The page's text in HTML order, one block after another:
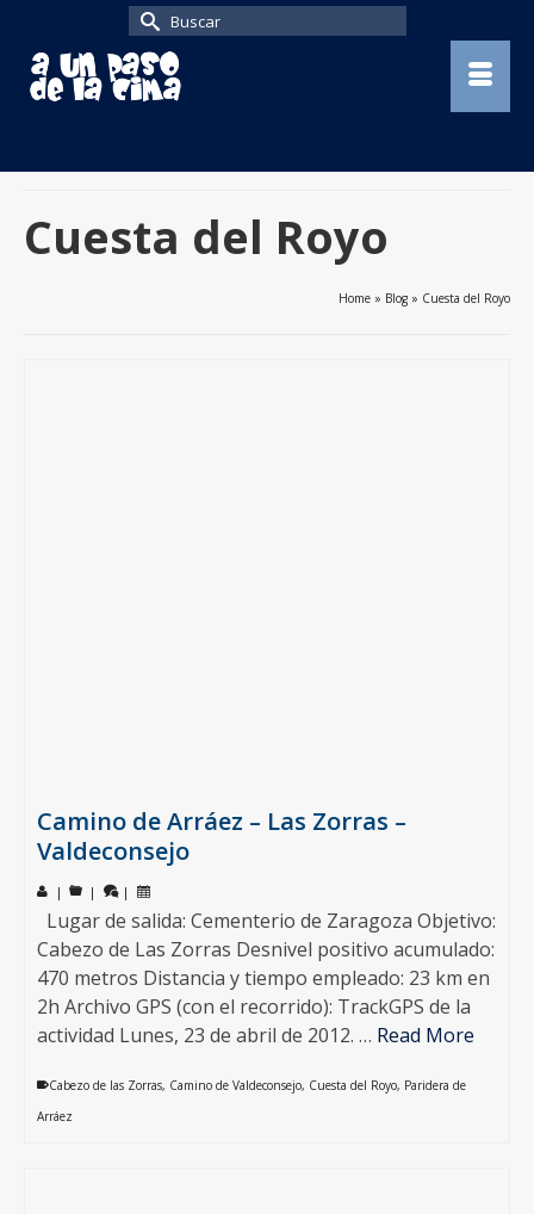
Buscar
por:
Cuesta del Royo
Home » Blog » Cuesta del Royo
Camino de Arráez – Las Zorras –
Valdeconsejo
| | |
Lugar de salida: Cementerio de Zaragoza Objetivo:
Cabezo de Las Zorras Desnivel positivo acumulado:
470 metros Distancia y tiempo empleado: 23 km en
2h Archivo GPS (con el recorrido): TrackGPS de la
actividad Lunes, 23 de abril de 2012. … Read More
Cabezo de las Zorras, Camino de Valdeconsejo, Cuesta del Royo, Paridera de
Arráez